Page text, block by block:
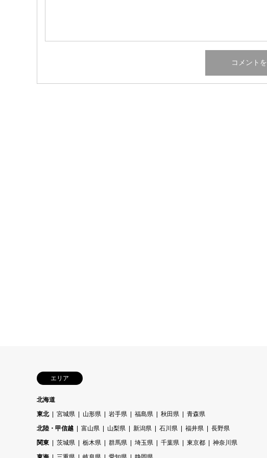
エリア
北海道
東北
宮城県 山形県 岩手県 福島県 秋田県
青森県
北陸・甲信越
富山県 山梨県 新潟県 石川県 福井県
長野県
関東
茨城県 栃木県 群馬県 埼玉県 千葉県 東京都
神奈川県